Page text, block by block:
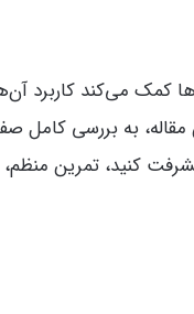
کمک می‌کند کاربرد
به بررسی کامل
کنید، تمرین